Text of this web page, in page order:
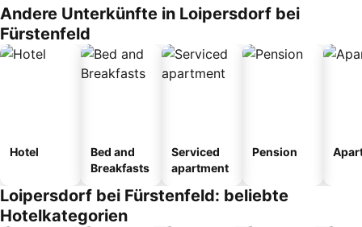
Andere Unterkünfte in Loipersdorf bei
Fürstenfeld
Hotel
Bed and
Breakfasts
Serviced
apartment
Pension
Loipersdorf bei Fürstenfeld: beliebte
Hotelkategorien